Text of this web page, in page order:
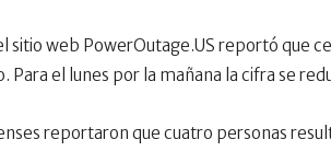
sitio web PowerOutage.US reportó que
Para el lunes por la mañana la cifra se
reportaron que cuatro personas